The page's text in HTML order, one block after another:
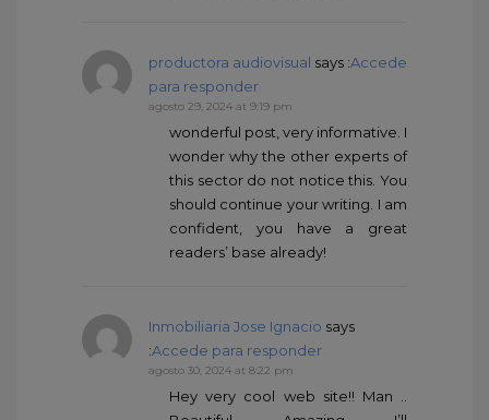
productora audiovisual says :Accede
para responder
agosto 29, 2024 at 9:19 pm
wonderful post, very informative. I
wonder why the other experts of
this sector do not notice this. You
should continue your writing. I am
confident, you have a great
readers’ base already!
Inmobiliaria Jose Ignacio says
:Accede para responder
agosto 30, 2024 at 8:22 pm
Hey very cool web site!! Man ..